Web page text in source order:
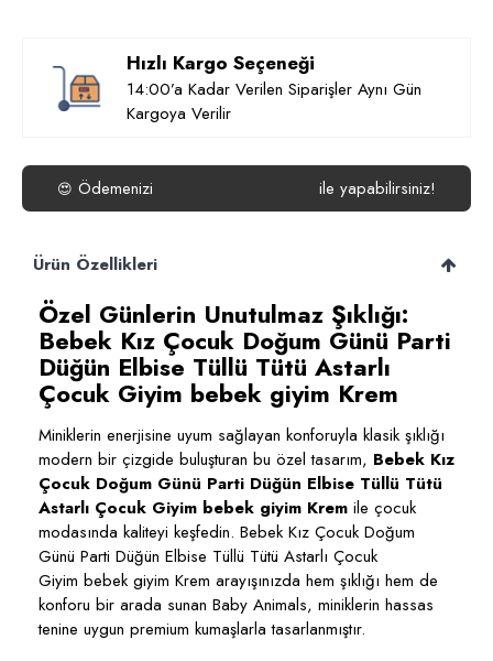
Hızlı Kargo Seçeneği
14:00’a Kadar Verilen Siparişler Aynı Gün
Kargoya Verilir
😍 Ödemenizi ile yapabilirsiniz!
Ürün Özellikleri
Özel Günlerin Unutulmaz Şıklığı:
Bebek Kız Çocuk Doğum Günü Parti
Düğün Elbise Tüllü Tütü Astarlı
Çocuk Giyim bebek giyim Krem
Miniklerin enerjisine uyum sağlayan konforuyla klasik şıklığı
modern bir çizgide buluşturan bu özel tasarım, Bebek Kız
Çocuk Doğum Günü Parti Düğün Elbise Tüllü Tütü
Astarlı Çocuk Giyim bebek giyim Krem ile çocuk
modasında kaliteyi keşfedin. Bebek Kız Çocuk Doğum
Günü Parti Düğün Elbise Tüllü Tütü Astarlı Çocuk
Giyim bebek giyim Krem arayışınızda hem şıklığı hem de
konforu bir arada sunan Baby Animals, miniklerin hassas
tenine uygun premium kumaşlarla tasarlanmıştır.